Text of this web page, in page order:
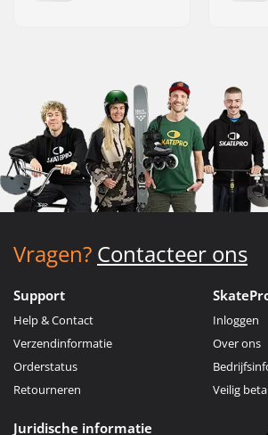
Vragen? Contacteer ons
Support
Help & Contact
Verzendinformatie
Orderstatus
Retourneren
Inloggen
Over ons
Veilig
Juridische informatie